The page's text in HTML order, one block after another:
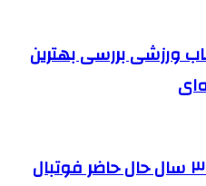
ورزشی بررسی بهترین
با ۱۵ بازیکن برتر بالای ۳۵ سال حال حاضر فوتبال